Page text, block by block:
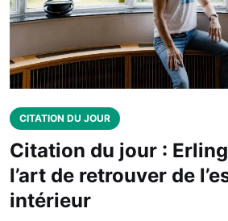
CITATION DU JOUR
Citation du jour :
l’art de retrouver de
intérieur